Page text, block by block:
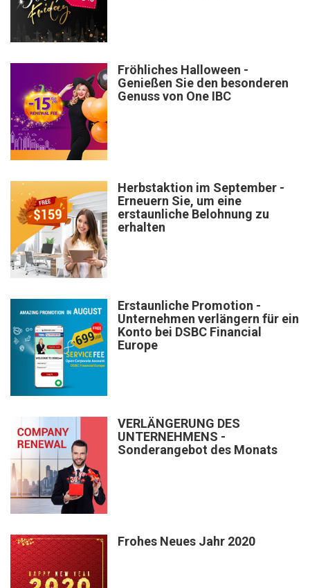
Fröhliches Halloween -
Genießen Sie den besonderen
Genuss von One IBC
Herbstaktion im September -
Erneuern Sie, um eine
erstaunliche Belohnung zu
erhalten
Erstaunliche Promotion -
Unternehmen verlängern für ein
Konto bei DSBC Financial
Europe
VERLÄNGERUNG DES
UNTERNEHMENS -
Sonderangebot des Monats
Frohes Neues Jahr 2020